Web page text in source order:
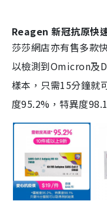
Reagen 新冠抗原快
莎莎網店亦有售多款
以檢測到Omicron及
樣本，只需15分鐘就
度95.2%，特異度